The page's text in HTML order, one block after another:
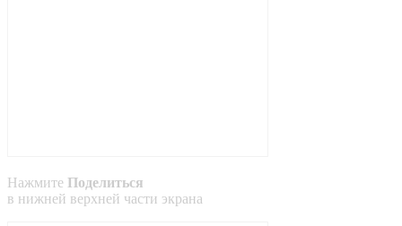
Нажмите Поделиться
в нижней верхней части экрана